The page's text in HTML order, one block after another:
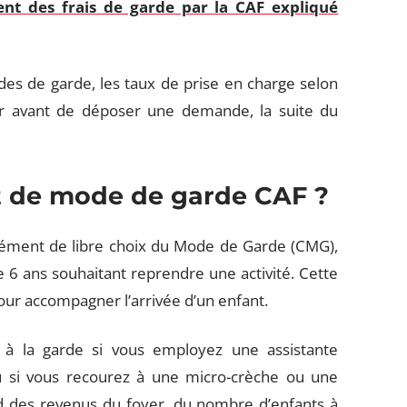
des frais de garde par la CAF expliqué
de garde, les taux de prise en charge selon
de déposer une demande, la suite du
mode de garde CAF ?
de libre choix du Mode de Garde (CMG),
ans souhaitant reprendre une activité. Cette
accompagner l’arrivée d’un enfant.
la garde si vous employez une assistante
vous recourez à une micro-crèche ou une